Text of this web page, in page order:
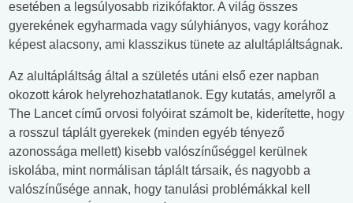
esetében a legsúlyosabb rizikófaktor. A világ összes
gyerekének egyharmada vagy súlyhiányos, vagy korához
képest alacsony, ami klasszikus tünete az alultápláltságnak.
Az alultápláltság által a születés utáni első ezer napban
okozott károk helyrehozhatatlanok. Egy kutatás, amelyről a
The Lancet című orvosi folyóirat számolt be, kiderítette, hogy
a rosszul táplált gyerekek (minden egyéb tényező
azonossága mellett) kisebb valószínűséggel kerülnek
iskolába, mint normálisan táplált társaik, és nagyobb a
valószínűsége annak, hogy tanulási problémákkal kell